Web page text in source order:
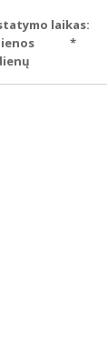
laikas:
*
€, kai